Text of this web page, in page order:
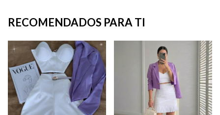
RECOMENDADOS PARA TI